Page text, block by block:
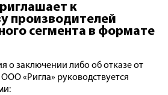
к
производителей
сегмента в формате
о заключении либо об отказе от
«Ригла» руководствуется